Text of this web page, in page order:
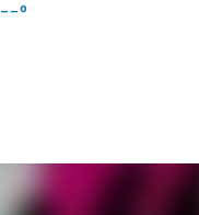
Aller
--°